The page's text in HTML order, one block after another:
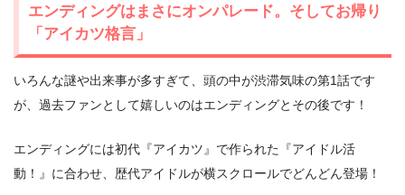
エンディングはまさにオンパレード。そしてお帰り
「アイカツ格言」
いろんな謎や出来事が多すぎて、頭の中が渋滞気味の第1話です
が、過去ファンとして嬉しいのはエンディングとその後です！
エンディングには初代『アイカツ』で作られた『アイドル活
動！』に合わせ、歴代アイドルが横スクロールでどんどん登場！